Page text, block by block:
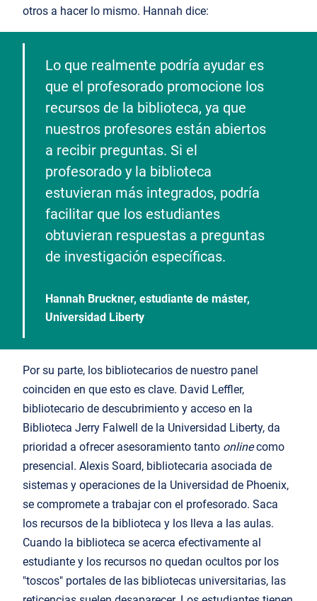
otros a hacer lo mismo. Hannah dice:
Lo que realmente podría ayudar es
que el profesorado promocione los
recursos de la biblioteca, ya que
nuestros profesores están abiertos
a recibir preguntas. Si el
profesorado y la biblioteca
estuvieran más integrados, podría
facilitar que los estudiantes
obtuvieran respuestas a preguntas
de investigación específicas.
Hannah Bruckner, estudiante de máster,
Universidad Liberty
Por su parte, los bibliotecarios de nuestro panel
coinciden en que esto es clave. David Leffler,
bibliotecario de descubrimiento y acceso en la
Biblioteca Jerry Falwell de la Universidad Liberty, da
prioridad a ofrecer asesoramiento tanto onlinecomo
presencial. Alexis Soard, bibliotecaria asociada de
sistemas y operaciones de la Universidad de Phoenix,
se compromete a trabajar con el profesorado. Saca
los recursos de la biblioteca y los lleva a las aulas.
Cuando la biblioteca se acerca efectivamente al
estudiante y los recursos no quedan ocultos por los
"toscos" portales de las bibliotecas universitarias, las